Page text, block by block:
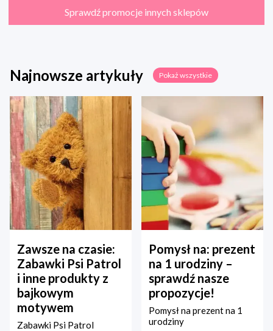
Sprawdź promocje innych sklepów
Najnowsze artykuły Pokaż wszystkie
Zawsze na czasie:
Zabawki Psi Patrol
i inne produkty z
bajkowym
motywem
Zabawki Psi Patrol
Pomysł na: prezent
na 1 urodziny –
sprawdź nasze
propozycje!
Pomysł na prezent na 1
urodziny